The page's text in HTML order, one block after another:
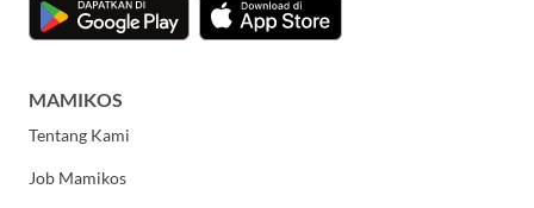
MAMIKOS
Tentang Kami
Job Mamikos